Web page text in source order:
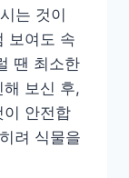
는 것이
보여도 속
땐 최소한
보신 후,
이 안전합
려 식물을